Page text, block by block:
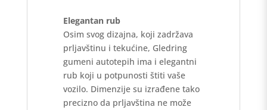
Elegantan rub
Osim svog dizajna, koji zadržava
prljavštinu i tekućine, Gledring
gumeni autotepih ima i elegantni
rub koji u potpunosti štiti vaše
vozilo. Dimenzije su izrađene tako
precizno da prljavština ne može